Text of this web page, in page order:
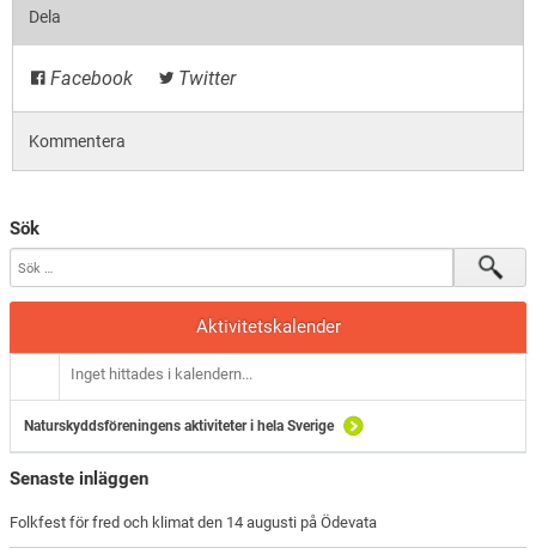
Dela
Facebook Twitter
Kommentera
Sök
Aktivitetskalender
Inget hittades i kalendern...
Naturskyddsföreningens aktiviteter i hela Sverige
Senaste inläggen
Folkfest för fred och klimat den 14 augusti på Ödevata